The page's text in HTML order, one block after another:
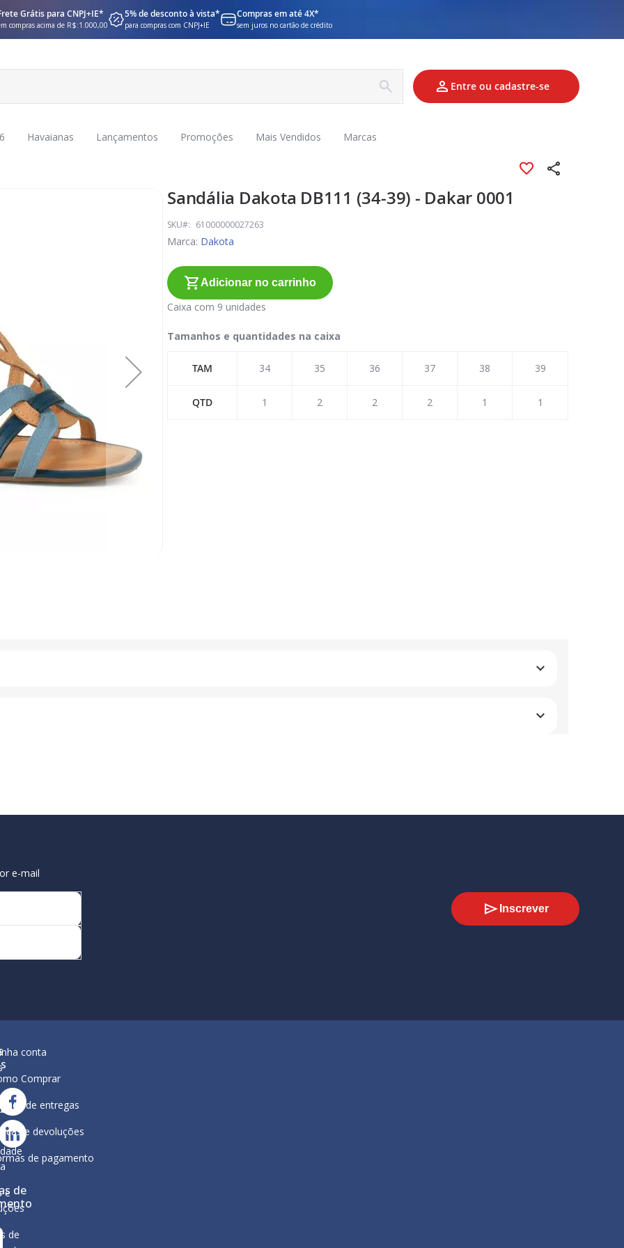
Grátis para CNPJ+IE*
compras acima de R$:1.000,00
5% de desconto à vista*
para compras com CNPJ+IE
Compras em até 4X*
sem juros no cartão de crédito
Entre ou cadastre-se
Havaianas Lançamentos Promoções Mais Vendidos Marcas
Sandália Dakota DB111 (34-39) - Dakar 0001
SKU 61000000027263
Marca: Dakota
Adicionar no carrinho
Caixa com 9 unidades
Tamanhos e quantidades na caixa
TAM 34 35 36 37 38 39
QTD 1 2 2 2 1 1
e-mail
Inscrever
e
de
de
de
conta
Comprar
de entregas
e devoluções
de pagamento